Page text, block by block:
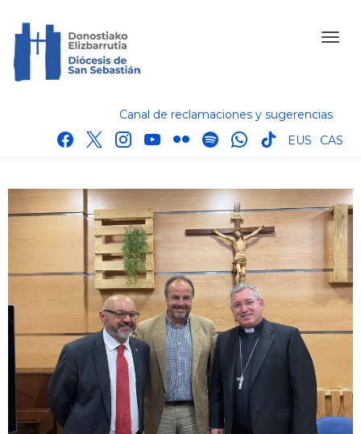
Canal de reclamaciones y sugerencias
facebook
x instagram
youtube
flickr spotifywhatsapp
tik
EUS CAS